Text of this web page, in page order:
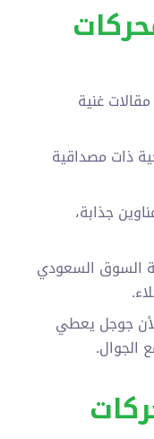
غنية
ذات مصداقية
جذابة،
السوق السعودي
جوجل يعطي
الجوال.